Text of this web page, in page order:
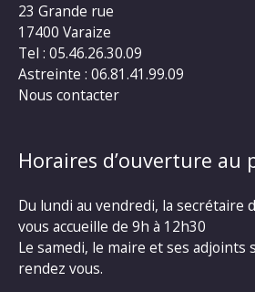
23 Grande rue
17400 Varaize
Tel : 05.46.26.30.09
Astreinte : 06.81.41.99.09
Nous contacter
Horaires d’ouverture au
Du lundi au vendredi, la secrétaire
vous accueille de 9h à 12h30
Le samedi, le maire et ses
rendez vous.